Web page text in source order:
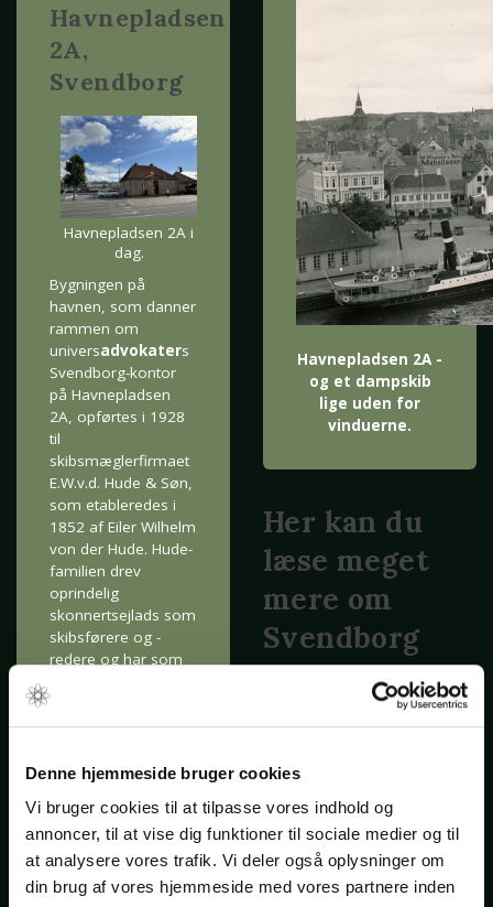
Denne hjemmeside bruger cookies
Vi bruger cookies til at tilpasse vores indhold og
annoncer, til at vise dig funktioner til sociale medier og til
at analysere vores trafik. Vi deler også oplysninger om
din brug af vores hjemmeside med vores partnere inden
Havnepladsen
2A,
Svendborg
Havnepladsen 2A i
dag.
Bygningen på
havnen, som danner
rammen om
universadvokaters
Svendborg-kontor
på Havnepladsen
2A, opførtes i 1928
til
skibsmæglerfirmaet
E.W.v.d. Hude & Søn,
som etableredes i
1852 af Eiler Wilhelm
von der Hude. Hude-
familien drev
oprindelig
skonnertsejlads som
skibsførere og -
redere og har som
gjort hele
udviklingen med fra
dampere til
fartøjer. Firmaet, nu
Hude ApS , eksisterer
stadig og har
specialiseret sig i
transport af yachter.
Havnepladsen 2A -
og et dampskib
lige uden for
vinduerne.
Her kan du
læse meget
mere om
Svendborg
Havn
havnen før og nu)
Slots- og
Kulturstyrelsen (om
skibsværftet)